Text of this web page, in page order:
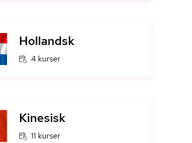
Hollandsk
4 kurser
Kinesisk
11 kurser